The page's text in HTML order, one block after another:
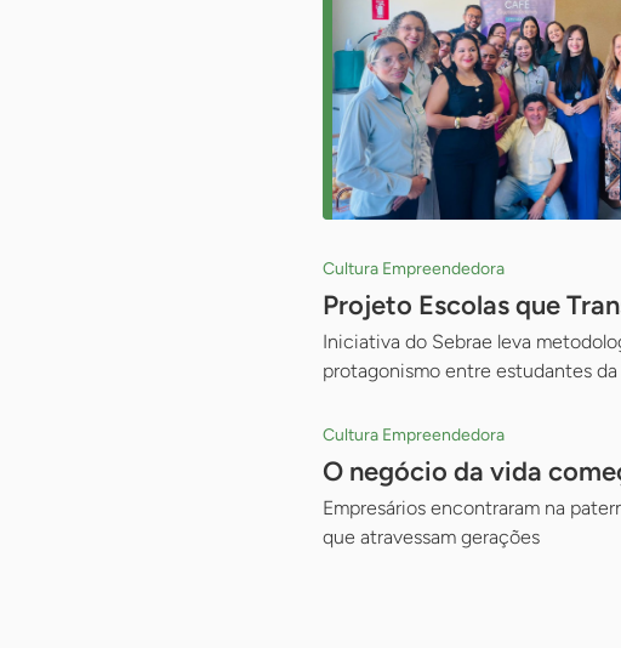
Cultura Empreendedora
Projeto Escolas que
Iniciativa do Sebrae leva
protagonismo entre estudantes da
Cultura Empreendedora
O negócio da vida
Empresários encontraram na
que atravessam gerações